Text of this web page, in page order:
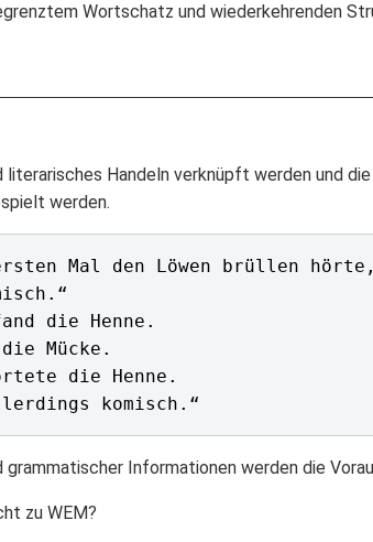
Wortschatz und wiederkehrenden
Handeln verknüpft werden und
werden.
Informationen werden die
zu WEM?